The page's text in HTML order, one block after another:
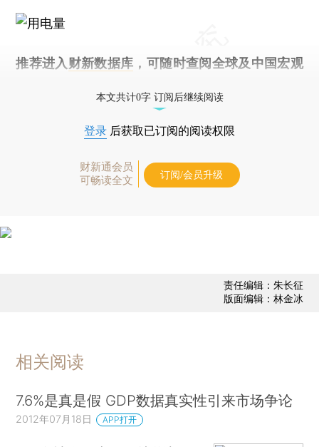
推荐进入 财新数据库 ，可随时查阅全球及中国宏观
本文共计0字 订阅后继续阅读
登录 后获取已订阅的阅读权限
财新通会员
可畅读全文
订阅/会员升级
责任编辑：朱长征
版面编辑：林金冰
相关阅读
7.6%是真是假 GDP数据真实性引来市场争论
2012年07月18日 APP打开